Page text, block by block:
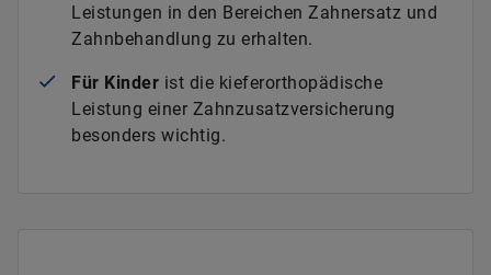
Leistungen in den Bereichen Zahnersatz und
Zahnbehandlung zu erhalten.
Für Kinder ist die kieferorthopädische
Leistung einer Zahnzusatzversicherung
besonders wichtig.